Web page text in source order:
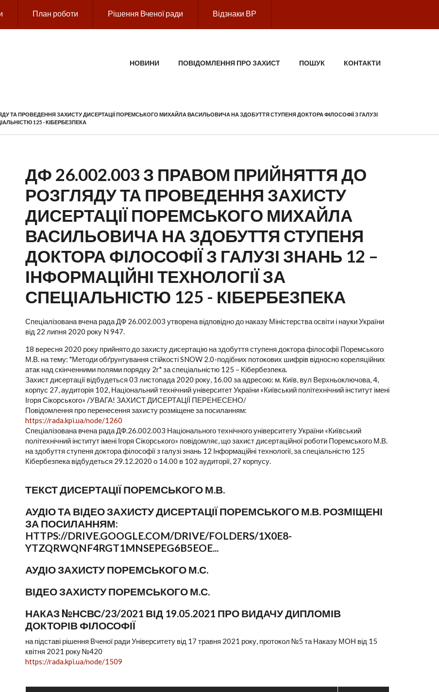
План роботи Рішення Вченої ради Відзнаки ВР
ГОЛОВНЕ МЕНЮНОВИНИ ПОВІДОМЛЕННЯ ПРО ЗАХИСТ ПОШУК КОНТАКТИ
ТА ПРОВЕДЕННЯ ЗАХИСТУ ДИСЕРТАЦІЇ ПОРЕМСЬКОГО МИХАЙЛА ВАСИЛЬОВИЧА НА ЗДОБУТТЯ СТУПЕНЯ ДОКТОРА ФІЛОСОФІЇ З ГАЛУЗІ
125 - КІБЕРБЕЗПЕКА
ДФ 26.002.003 З ПРАВОМ ПРИЙНЯТТЯ ДО
РОЗГЛЯДУ ТА ПРОВЕДЕННЯ ЗАХИСТУ
ДИСЕРТАЦІЇ ПОРЕМСЬКОГО МИХАЙЛА
ВАСИЛЬОВИЧА НА ЗДОБУТТЯ СТУПЕНЯ
ДОКТОРА ФІЛОСОФІЇ З ГАЛУЗІ ЗНАНЬ 12 –
ІНФОРМАЦІЙНІ ТЕХНОЛОГІЇ ЗА
СПЕЦІАЛЬНІСТЮ 125 - КІБЕРБЕЗПЕКА
Спеціалізована вчена рада ДФ 26.002.003 утворена відповідно до наказу Міністерства освіти і науки України
від 22 липня 2020 року N 947.
18 вересня 2020 року прийнято до захисту дисертацію на здобуття ступеня доктора філософії Поремського
М.В. на тему: "Методи обґрунтування стійкості SNOW 2.0-подібних потокових шифрів відносно кореляційних
атак над скінченними полями порядку 2r" за спеціальністю 125 – Кібербезпека.
Захист дисертації відбудеться 03 листопада 2020 року, 16.00 за адресою: м. Київ, вул Верхньоключова, 4,
корпус 27, аудиторія 102, Національний технічний університет України «Київський політехнічний інститут імені
Ігоря Сікорського» /УВАГА! ЗАХИСТ ДИСЕРТАЦІЇ ПЕРЕНЕСЕНО/
Повідомлення про перенесення захисту розміщене за посиланням:
https://rada.kpi.ua/node/1260
Спеціалізована вчена рада ДФ.26.002.003 Національного технічного університету України «Київський
політехнічний інститут імені Ігоря Сікорського» повідомляє, що захист дисертаційної роботи Поремського М.В.
на здобуття ступеня доктора філософії з галузі знань 12 Інформаційні технології, за спеціальністю 125
Кібербезпека відбудеться 29.12.2020 о 14.00 в 102 аудиторії, 27 корпусу.
ТЕКСТ ДИСЕРТАЦІЇ ПОРЕМСЬКОГО М.В.
АУДІО ТА ВІДЕО ЗАХИСТУ ДИСЕРТАЦІЇ ПОРЕМСЬКОГО М.В. РОЗМІЩЕНІ
ЗА ПОСИЛАННЯМ:
HTTPS://DRIVE.GOOGLE.COM/DRIVE/FOLDERS/1X0E8-
YTZQRWQNF4RGT1MNSEPEG6B5EOE...
АУДІО ЗАХИСТУ ПОРЕМСЬКОГО М.С.
ВІДЕО ЗАХИСТУ ПОРЕМСЬКОГО М.С.
НАКАЗ №НСВС/23/2021 ВІД 19.05.2021 ПРО ВИДАЧУ ДИПЛОМІВ
ДОКТОРІВ ФІЛОСОФІЇ
на підставі рішення Вченої ради Університету від 17 травня 2021 року, протокол №5 та Наказу МОН від 15
квітня 2021 року №420
https://rada.kpi.ua/node/1509